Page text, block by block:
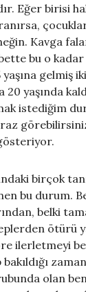
Eğer birisi
Kavga
bu o
gelmiş
yaşında
istediğim
birçok
bu durum.
belki
ötürü
ilerletmeyi
olan